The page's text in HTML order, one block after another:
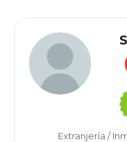
Extranjería /